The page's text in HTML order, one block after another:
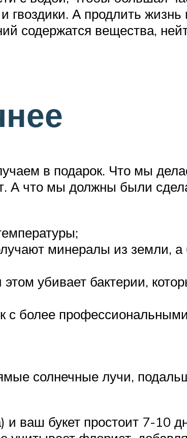
А продлить жизнь
содержатся вещества,
в подарок. Что мы
А что мы должны были
минералы из земли, а
убивает бактерии,
с более
солнечные лучи,
и ваш букет простоит 7-10